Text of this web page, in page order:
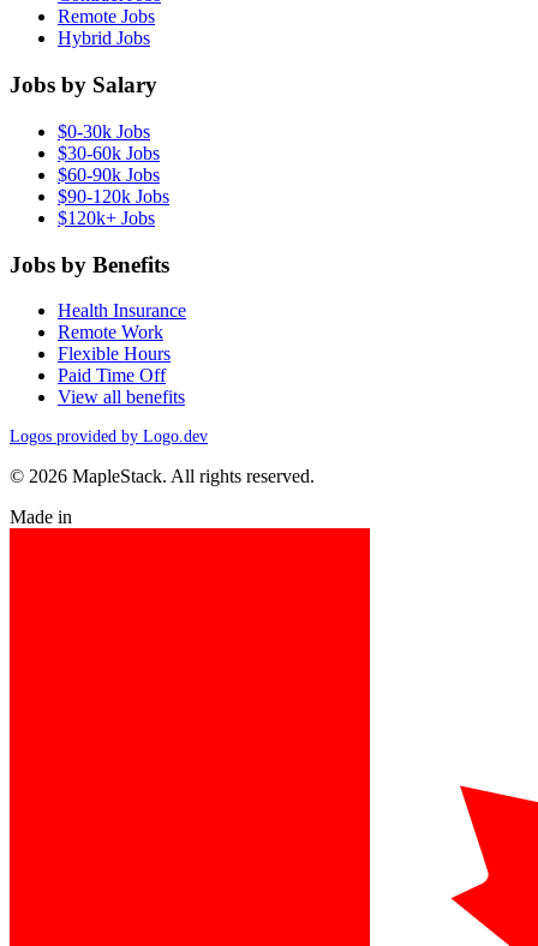
Remote Jobs
Hybrid Jobs
Jobs by Salary
$0-30k Jobs
$30-60k Jobs
$60-90k Jobs
$90-120k Jobs
$120k+ Jobs
Jobs by Benefits
Health Insurance
Remote Work
Flexible Hours
Paid Time Off
View all benefits
Logos provided by Logo.dev
© 2026 MapleStack. All rights reserved.
Made in